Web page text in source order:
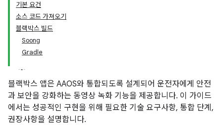
기본 요건
소스 코드 가져오기
블랙박스 빌드
Soong
Gradle
블랙박스 앱은 AAOS와 통합되도록 설계되어 운전자에게 안전
과 보안을 강화하는 동영상 녹화 기능을 제공합니다. 이 가이드
에서는 성공적인 구현을 위해 필요한 기술 요구사항, 통합 단계,
권장사항을 설명합니다.